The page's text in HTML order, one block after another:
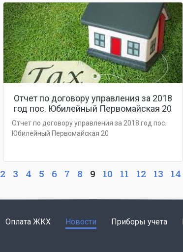
Отчет по договору управления за 2018
год пос. Юбилейный Первомайская 20
Отчет по договору управления за 2018 год пос.
Юбилейный Первомайская 20
2 3 4 5 6 7 8 9 10 11 12 13 14
Оплата ЖКХ Новости Приборы учета